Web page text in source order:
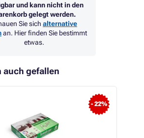
und kann nicht in den
gelegt werden.
Sie sich alternative
an. Hier finden Sie bestimmt
etwas.
auch gefallen
- 22%